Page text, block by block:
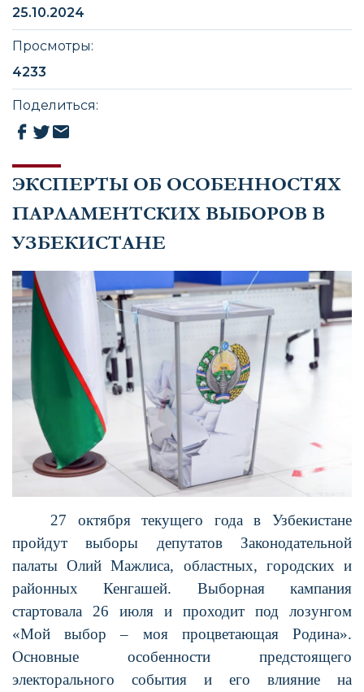
ЭКСПЕРТЫ ОБ ОСОБЕННОСТЯХ
ПАРЛАМЕНТСКИХ ВЫБОРОВ В
УЗБЕКИСТАНЕ
27 октября текущего года в Узбекистане
пройдут выборы депутатов Законодательной
палаты Олий Мажлиса, областных, городских и
районных Кенгашей. Выборная кампания
стартовала 26 июля и проходит под лозунгом
«Мой выбор – моя процветающая Родина».
Основные особенности предстоящего
электорального события и его влияние на
25.10.2024
Просмотры:
4233
Поделиться: